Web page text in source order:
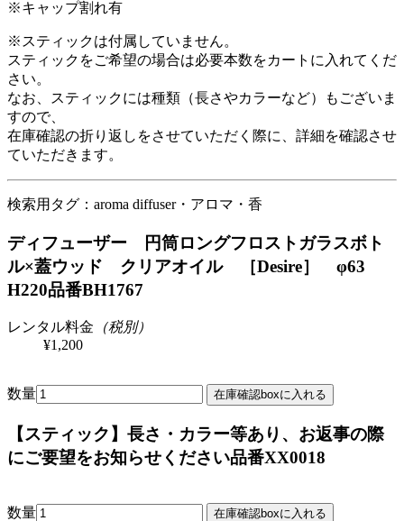
※キャップ割れ有
※スティックは付属していません。
スティックをご希望の場合は必要本数をカートに入れてくだ
さい。
なお、スティックには種類（長さやカラーなど）もございま
すので、
在庫確認の折り返しをさせていただく際に、詳細を確認させ
ていただきます。
検索用タグ：aroma diffuser・アロマ・香
ディフューザー 円筒ロングフロストガラスボト
ル×蓋ウッド クリアオイル ［Desire］ φ63
H220品番BH1767
レンタル料金 （税別）
¥1,200
数量
【スティック】長さ・カラー等あり、お返事の際
にご要望をお知らせください品番XX0018
数量